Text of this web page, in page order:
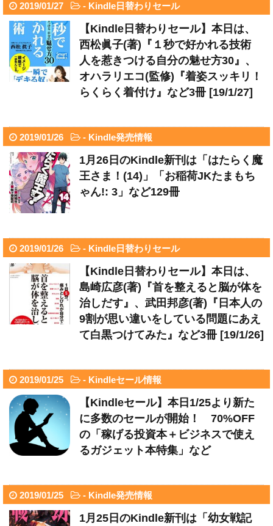
2019/01/27 - Kindle日替わりセール
【Kindle日替わりセール】本日は、
西松眞子(著)『１秒で好かれる技術
人を惹きつける自分の魅せ方30』、
オハラリエコ(監修)『着姿スッキリ！
らくらく着付け』など3冊 [19/1/27]
2019/01/26 - Kindle発売情報
1月26日のKindle新刊は「はたらく魔
王さま！(14)」「お稲荷JKたまもち
ゃん!: 3」など129冊
2019/01/26 - Kindle日替わりセール
【Kindle日替わりセール】本日は、
島崎広彦(著)『首を整えると脳が体を
治しだす』、武田邦彦(著)『日本人の
9割が思い違いをしている問題にあえ
て白黒つけてみた』など3冊 [19/1/26]
2019/01/25 - Kindleセール情報
【Kindleセール】本日1/25より新た
に多数のセールが開始！ 70%OFF
の「稼げる投資本＋ビジネスで使え
るガジェット本特集」など
2019/01/25 - Kindle発売情報
1月25日のKindle新刊は「幼女戦記